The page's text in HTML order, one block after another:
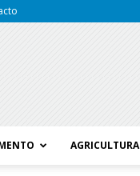
AGRICULTURA